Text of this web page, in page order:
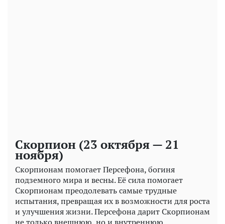
Скорпион (23 октября — 21
ноября)
Скорпионам помогает Персефона, богиня
подземного мира и весны. Её сила помогает
Скорпионам преодолевать самые трудные
испытания, превращая их в возможности для роста
и улучшения жизни. Персефона дарит Скорпионам